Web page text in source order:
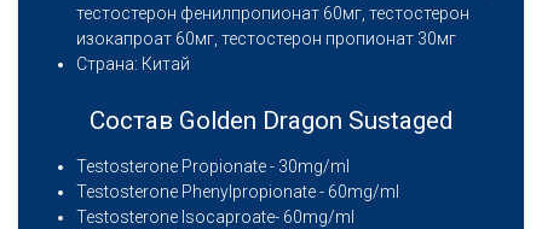
тестостерон фенилпропионат 60мг, тестостерон
изокапроат 60мг, тестостерон пропионат 30мг
Страна: Китай
Состав Golden Dragon Sustaged
Testosterone Propionate - 30mg/ml
Testosterone Phenylpropionate - 60mg/ml
Testosterone Isocaproate- 60mg/ml